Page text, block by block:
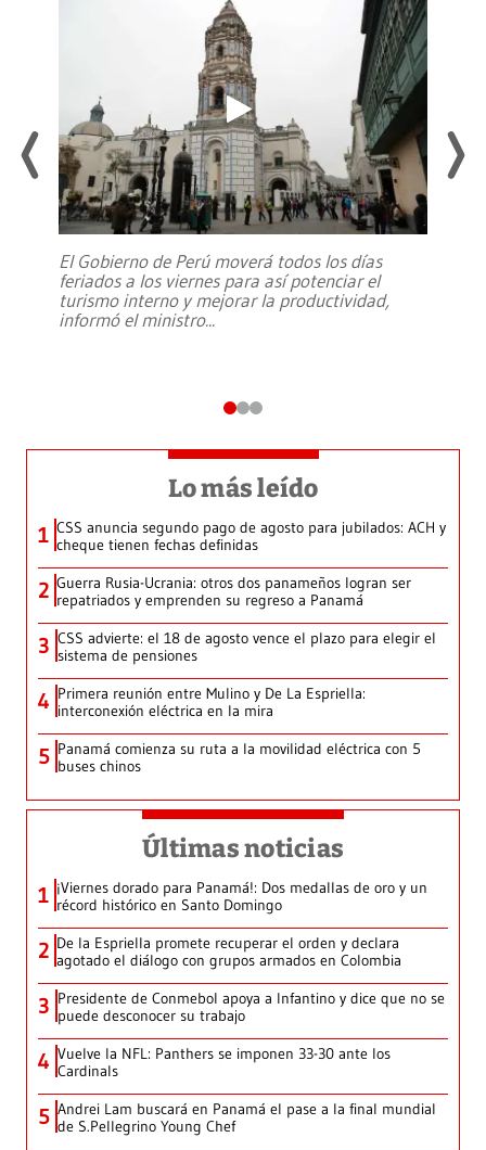
El Gobierno de Perú moverá todos los días
feriados a los viernes para así potenciar el
turismo interno y mejorar la productividad,
informó el ministro...
Lo más leído
1 CSS anuncia segundo pago de agosto para jubilados: ACH y
cheque tienen fechas definidas
2 Guerra Rusia-Ucrania: otros dos panameños logran ser
repatriados y emprenden su regreso a Panamá
3 CSS advierte: el 18 de agosto vence el plazo para elegir el
sistema de pensiones
4 Primera reunión entre Mulino y De La Espriella:
interconexión eléctrica en la mira
5 Panamá comienza su ruta a la movilidad eléctrica con 5
buses chinos
Últimas noticias
1 ¡Viernes dorado para Panamá!: Dos medallas de oro y un
récord histórico en Santo Domingo
2 De la Espriella promete recuperar el orden y declara
agotado el diálogo con grupos armados en Colombia
3 Presidente de Conmebol apoya a Infantino y dice que no se
puede desconocer su trabajo
4 Vuelve la NFL: Panthers se imponen 33-30 ante los
Cardinals
5 Andrei Lam buscará en Panamá el pase a la final mundial
de S.Pellegrino Young Chef